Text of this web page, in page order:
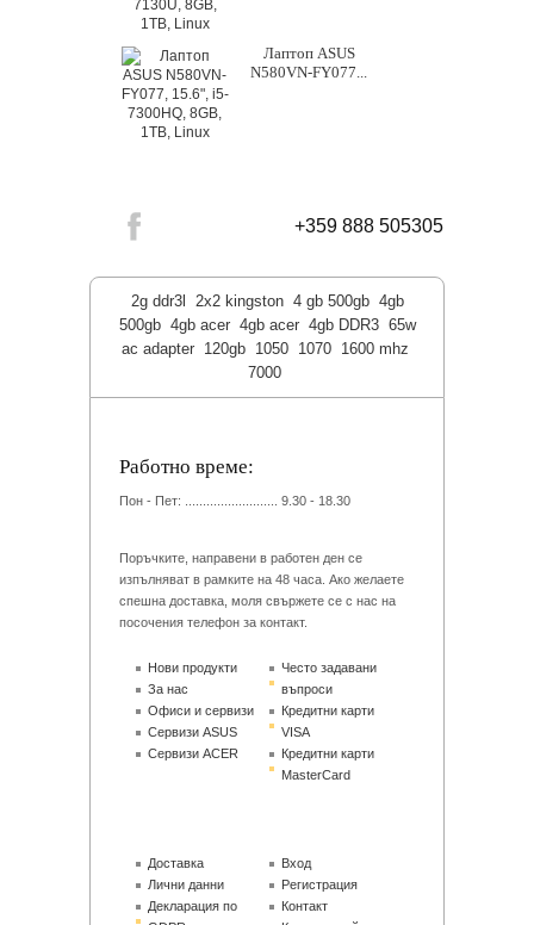
Лаптоп ASUS
N580VN-FY077...
+359 888 505305
2g ddr3l 2x2 kingston 4 gb 500gb 4gb
500gb 4gb acer 4gb acer 4gb DDR3 65w
ac adapter
120gb 1050 1070
1600 mhz
7000
Работно време:
Пон - Пет: .......................... 9.30 - 18.30
Поръчките, направени в работен ден се
изпълняват в рамките на 48 часа. Ако желаете
спешна доставка, моля свържете се с нас на
посочения телефон за контакт.
Нови продукти
За нас
Офиси и сервизи
Сервизи ASUS
Сервизи ACER
Често задавани
въпроси
Кредитни карти
VISA
Кредитни карти
MasterCard
Доставка
Лични данни
Декларация по
Вход
Регистрация
Контакт